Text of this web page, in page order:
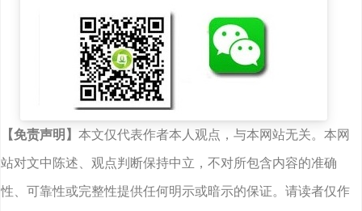
食品企业如四川环太、达
利园、完达山、牛太太、
亲亲、初元、猫王、统
一、王老吉、可口可乐、
会。
【免责声明】 本文仅代表作者本人观点，与本网站无关。本网
站对文中陈述、观点判断保持中立，不对所包含内容的准确
性、可靠性或完整性提供任何明示或暗示的保证。请读者仅作